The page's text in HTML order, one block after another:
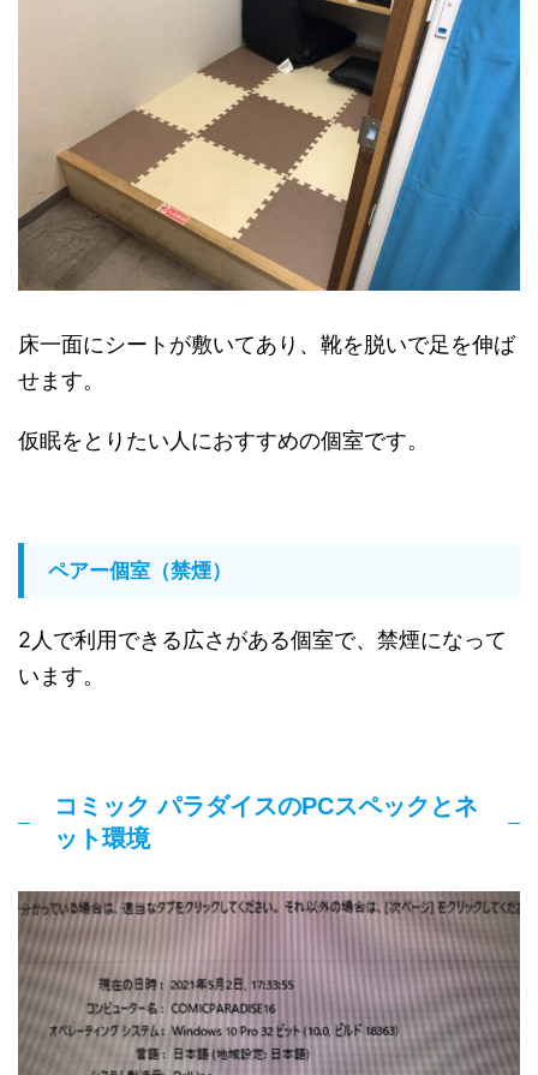
床一面にシートが敷いてあり、靴を脱いで足を伸ば
せます。
仮眠をとりたい人におすすめの個室です。
ペアー個室（禁煙）
2人で利用できる広さがある個室で、禁煙になって
います。
コミック パラダイスのPCスペックとネ
ット環境